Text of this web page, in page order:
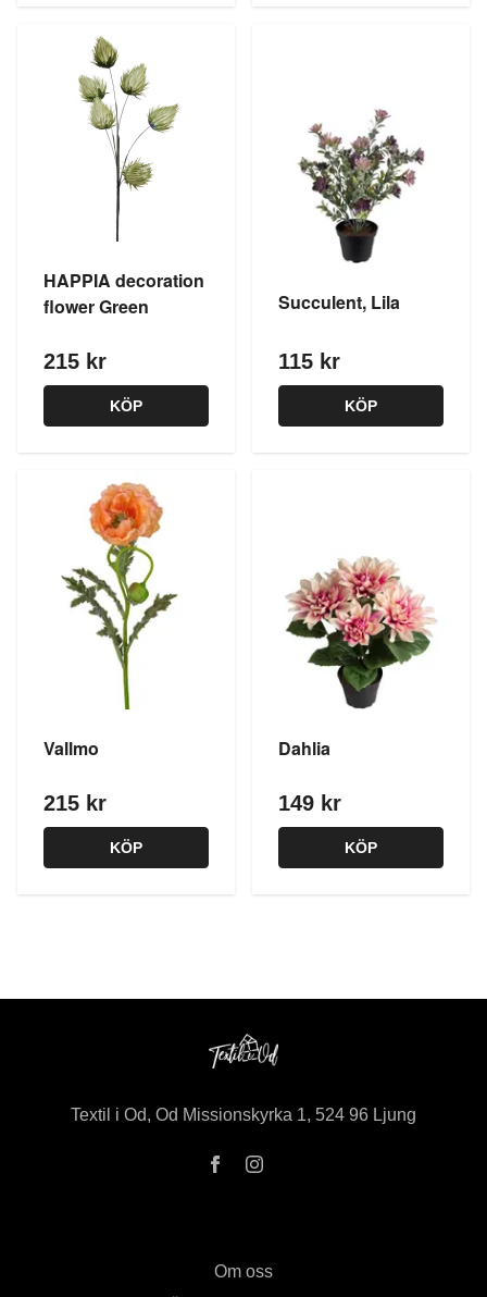
HAPPIA decoration
flower Green
215 kr
KÖP
Succulent, Lila
115 kr
KÖP
Vallmo
215 kr
KÖP
Dahlia
149 kr
KÖP
Textil i Od, Od Missionskyrka 1, 524 96 Ljung
Om oss